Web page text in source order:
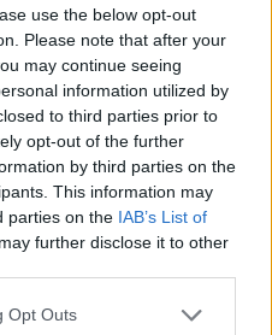
use the below opt-out
Please note that after your
may continue seeing
information utilized by
to third parties prior to
opt-out of the further
by third parties on the
This information may
parties on the IAB’s List of
further disclose it to other
uses one or more Google
Opt Outs
víziközművekről?
évszázados vezetéken
vízellátása
megújításával is készül
ötszázadik